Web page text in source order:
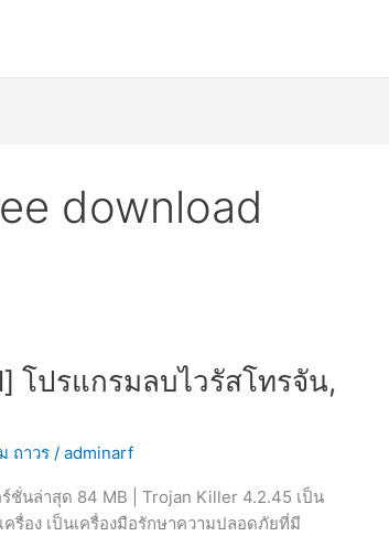
download
โปรแกรมลบไวรัสโทรจัน,
ถาวร /adminarf
ชั่นล่าสุด 84 MB | Trojan Killer 4.2.45 เป็น
รื่อง เป็นเครื่องมือรักษาความปลอดภัยที่มี